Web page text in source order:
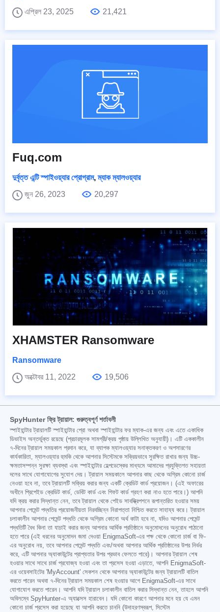
এপ্রিল 23, 2025
21,421
Fuq.com
দুর্বৃত্ত এন্টি স্পাইওয়্যার প্রোগ্রাম,ম্যাক ম্যালওয়্যার
জুন 26, 2023
20,297
XHAMSTER Ransomware
Ransomware
অক্টোবর 11, 2022
19,506
SpyHunter ফ্রি ট্রায়াল: গুরুত্বপূর্ণ শর্তাবলী
স্পাইহান্টার ট্রায়ালটি স্পাইহান্টার প্রো অথবা স্পাইহান্টার ফর ম্যাক-এর জন্য এবং এতে একাধিক
ডিভাইস অন্তর্ভুক্ত রয়েছে (প্রচারমূলক সামগ্রী/ক্রয় পৃষ্ঠায় উল্লিখিত অনুযায়ী)। এটি এককালীন
৭-দিনের ট্রায়াল সময়কাল প্রদান করে, যা ব্যাপক ম্যালওয়্যার সনাক্তকরণ ও অপসারণের
কার্যকারিতা, ম্যালওয়্যার হুমকি থেকে আপনার সিস্টেমকে সক্রিয়ভাবে সুরক্ষিত রাখার জন্য উচ্চ-
ক্ষমতাসম্পন্ন সুরক্ষা ব্যবস্থা এবং স্পাইহান্টার হেল্পডেস্কের মাধ্যমে আমাদের প্রযুক্তিগত সহায়তা
দলের সাথে যোগাযোগের সুযোগ দেয়। ট্রায়াল সময়কালে আপনার কাছ থেকে অগ্রিম কোনো চার্জ
নেওয়া হবে না, তবে ট্রায়ালটি সক্রিয় করার জন্য একটি ক্রেডিট কার্ড প্রয়োজন। (এই অফারের
অধীনে প্রিপেইড ক্রেডিট কার্ড, ডেবিট কার্ড এবং গিফট কার্ড গ্রহণ করা নাও হতে পারে।) আপনি
যদি ক্রয় করার সিদ্ধান্ত নেন, তবে ট্রায়াল থেকে পেইড সাবস্ক্রিপশনে রূপান্তরিত হওয়ার সময়
আপনার পেমেন্ট পদ্ধতির প্রয়োজনীয়তা নিরবচ্ছিন্ন নিরাপত্তা নিশ্চিত করতে সাহায্য করে। ট্রায়াল
চলাকালীন আপনার পেমেন্ট পদ্ধতি থেকে অগ্রিম কোনো অর্থ কাটা হবে না, যদিও আপনার পেমেন্ট
পদ্ধতিটি বৈধ কিনা তা যাচাই করার জন্য আপনার আর্থিক প্রতিষ্ঠানে অনুমোদনের অনুরোধ পাঠানো
হতে পারে (এই ধরনের অনুমোদন জমা দেওয়া EnigmaSoft-এর পক্ষ থেকে কোনো চার্জ বা ফি-
এর অনুরোধ নয়, তবে আপনার পেমেন্ট পদ্ধতি এবং/অথবা আপনার আর্থিক প্রতিষ্ঠানের উপর নির্ভর
করে, এটি আপনার অ্যাকাউন্টের প্রাপ্যতার উপর প্রভাব ফেলতে পারে)। আপনার ট্রায়াল শেষ
হওয়ার সাথে সাথে চার্জ প্রযোজ্য হওয়া এবং তা প্রসেস হওয়া এড়াতে, আপনি EnigmaSoft-
এর ওয়েবসাইটের 'MyAccount' সেকশন থেকে আপনার অ্যাকাউন্টের জন্য ট্রায়ালটি বাতিল
করতে পারেন অথবা ৭-দিনের ট্রায়াল সময়কাল শেষ হওয়ার আগে EnigmaSoft-এর সাথে
যোগাযোগ করতে পারেন। আপনি যদি ট্রায়াল চলাকালীন বাতিল করার সিদ্ধান্ত নেন, তাহলে আপনি
অবিলম্বে SpyHunter-এ অ্যাক্সেস হারাবেন। যদি কোনো কারণে আপনার মনে হয় যে এমন
কোনো চার্জ প্রসেস করা হয়েছে যা আপনি করতে চাননি (উদাহরণস্বরূপ, সিস্টেম